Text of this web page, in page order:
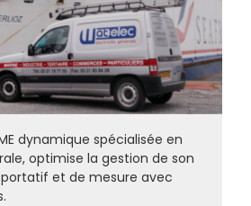
dynamique spécialisée en
optimise la gestion de son
et de mesure avec